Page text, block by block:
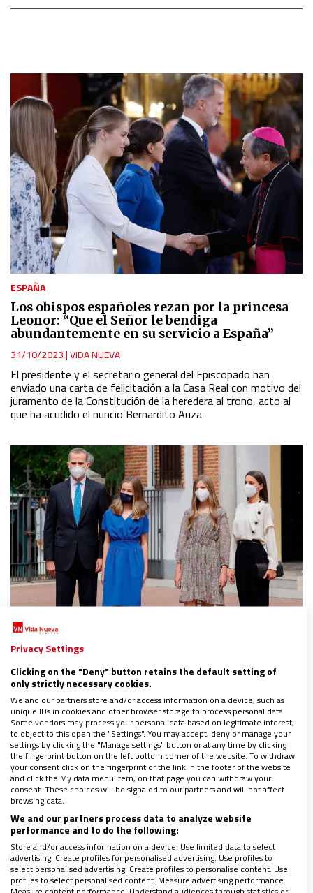
ESPAÑA
Los obispos españoles rezan por la princesa
Leonor: “Que el Señor le bendiga
abundantemente en su servicio a España”
31/10/2023|VIDA NUEVA
El presidente y el secretario general del Episcopado han
enviado una carta de felicitación a la Casa Real con motivo del
juramento de la Constitución de la heredera al trono, acto al
que ha acudido el nuncio Bernardito Auza
La princesa Leonor ya está confirmada… con
Felipe VI como padrino
28/05/2021|MATEO GONZÁLEZ ALONSO
El Rey ha sido quien ha puesto la mano derecha sobre el
hombro de la princesa en el momento del rito del sacramento
Privacy Settings
Clicking on the "Deny" button retains the default setting of
only strictly necessary cookies.
We and our partners store and/or access information on a device, such as
unique IDs in cookies and other browser storage to process personal data.
Some vendors may process your personal data based on legitimate interest,
to object to this open the "Settings". You may accept, deny or manage your
settings by clicking the "Manage settings" button or at any time by clicking
the fingerprint button on the left bottom corner of the website. To withdraw
your consent click on the fingerprint or the link in the footer of the website
and click the My data menu item, on that page you can withdraw your
consent. These choices will be signaled to our partners and will not affect
browsing data.
We and our partners process data to analyze website
performance and to do the following:
Store and/or access information on a device. Use limited data to select
advertising. Create profiles for personalised advertising. Use profiles to
select personalised advertising. Create profiles to personalise content. Use
profiles to select personalised content. Measure advertising performance.